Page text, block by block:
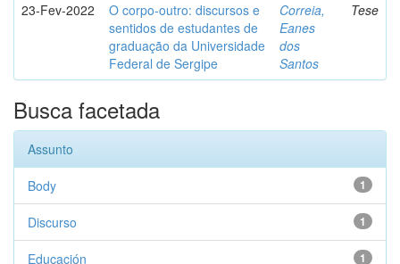
23-Fev-2022
O corpo-outro: discursos e
sentidos de estudantes de
graduação da Universidade
Federal de Sergipe
Correia,
Eanes
dos
Santos
Tese
Busca facetada
Assunto
1
Body
1
Discurso
1
Educación